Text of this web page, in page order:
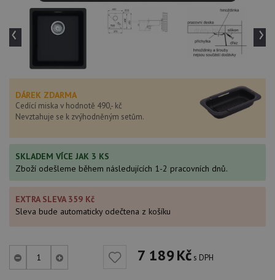
‹ ›
DÁREK ZDARMA
Cedící miska v hodnotě 490,- kč
Nevztahuje se k zvýhodněným setům.
SKLADEM VÍCE JAK 3 KS
Zboží odešleme během následujících 1-2 pracovních dnů.
EXTRA SLEVA 359 Kč
Sleva bude automaticky odečtena z košíku
7 189Kč s DPH